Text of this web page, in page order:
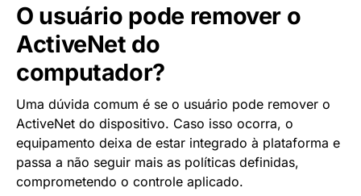
O usuário pode remover o
ActiveNet do
computador?
Uma dúvida comum é se o usuário pode remover o
ActiveNet do dispositivo. Caso isso ocorra, o
equipamento deixa de estar integrado à plataforma e
passa a não seguir mais as políticas definidas,
comprometendo o controle aplicado.